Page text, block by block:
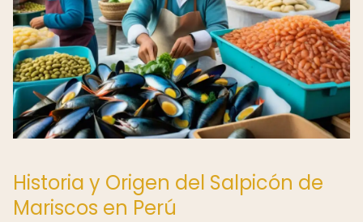
Historia y Origen del Salpicón de
Mariscos en Perú